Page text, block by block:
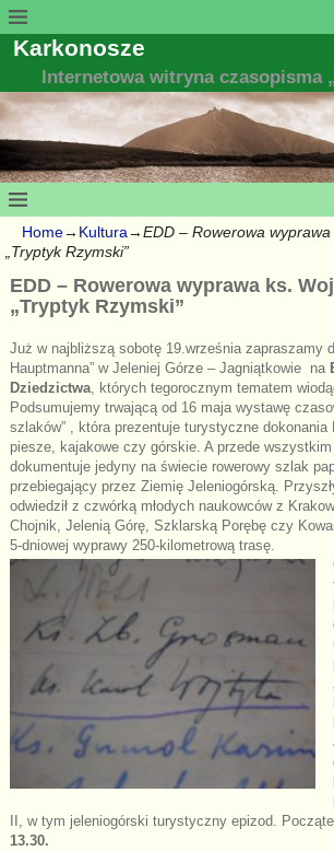
Karkonosze
Internetowa witryna czasopisma
Home→ Kultura→EDD – Rowerowa
„Tryptyk Rzymski”
EDD – Rowerowa wyprawa ks.
„Tryptyk Rzymski”
Już w najbliższą sobotę 19.września zapraszamy
Hauptmanna” w Jeleniej Górze – Jagniątkowie na
Dziedzictwa, których tegorocznym tematem w
Podsumujemy trwającą od 16 maja wystawę
szlaków” , która prezentuje turystyczne dokonania
piesze, kajakowe czy górskie. A przede
dokumentuje jedyny na świecie rowerowy szlak
przebiegający przez Ziemię Jeleniogórską.
odwiedził z czwórką młodych naukowców z
Chojnik, Jelenią Górę, Szklarską Porębę czy
5-dniowej wyprawy 250-kilometrową trasę.
II, w tym jeleniogórski turystyczny epizod.
13.30.